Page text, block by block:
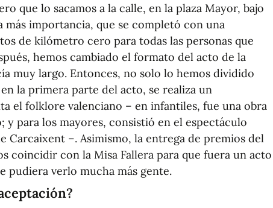
que lo sacamos a la calle, en la plaza Mayor, bajo
más importancia, que se completó con una
de kilómetro cero para todas las personas que
hemos cambiado el formato del acto de la
muy largo. Entonces, no solo lo hemos dividido
la primera parte del acto, se realiza un
el folklore valenciano – en infantiles, fue una obra
y para los mayores, consistió en el espectáculo
Carcaixent –. Asimismo, la entrega de premios del
coincidir con la Misa Fallera para que fuera un acto
pudiera verlo mucha más gente.